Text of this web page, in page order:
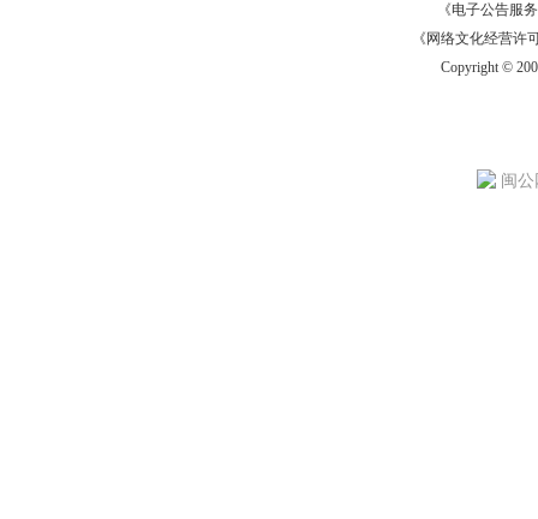
《电子公告服务
《网络文化经营许
Copyright ©
闽公